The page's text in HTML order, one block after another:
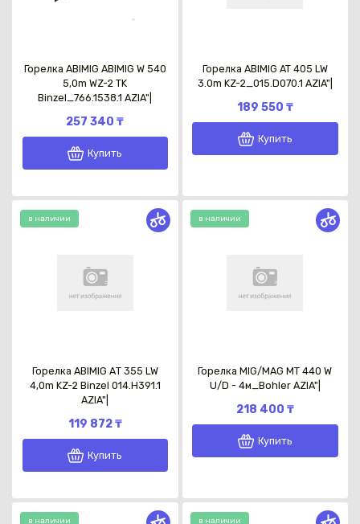
Горелка ABIMIG ABIMIG W 540
5,0m WZ-2 TK
Binzel_766.1538.1 AZIA"|
257 340 ₸
Купить
Горелка ABIMIG AT 405 LW
3.0m KZ-2_015.D070.1 AZIA"|
189 550 ₸
Купить
в наличии
Горелка ABIMIG АТ 355 LW
4,0m KZ-2 Binzel 014.Н391.1
AZIA"|
119 872 ₸
Купить
в наличии
Горелка MIG/MAG MT 440 W
U/D - 4м_Bohler AZIA"|
218 400 ₸
Купить
в наличии в наличии